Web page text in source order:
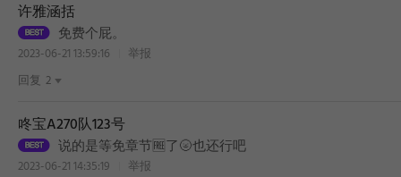
许雅涵括
免费个屁。
2023-06-21 13:59:16
举报
回复 2
咚宝A270队123号
说的是等免章节🆓了🌝也还行吧
2023-06-21 14:35:19
举报